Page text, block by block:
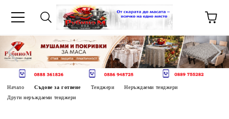
Начало Съдове за готвене Тенджери
Неръждаеми тенджери
Други неръждаеми тенджери